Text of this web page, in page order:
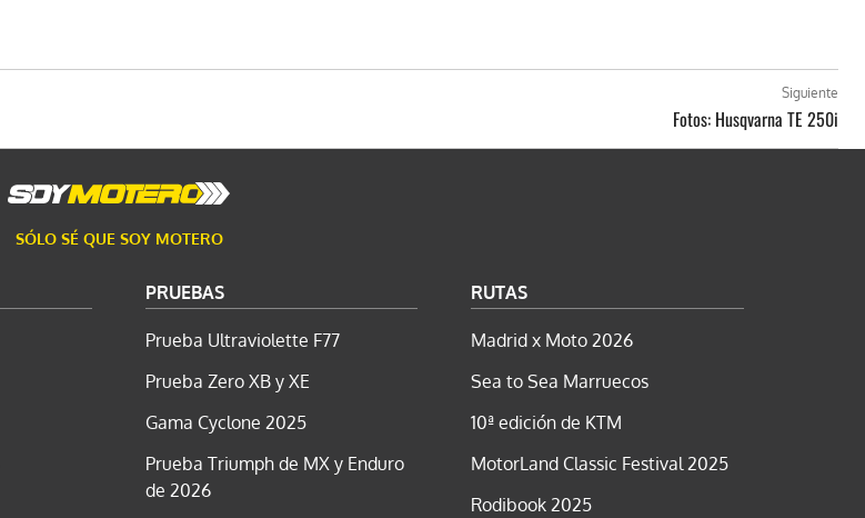
Siguiente
Fotos: Husqvarna TE 250i
SÓLO SÉ QUE SOY MOTERO
PRUEBAS
Prueba Ultraviolette F77
Prueba Zero XB y XE
Gama Cyclone 2025
Prueba Triumph de MX y Enduro
de 2026
RUTAS
Madrid x Moto 2026
Sea to Sea Marruecos
10ª edición de KTM
MotorLand Classic Festival 2025
Rodibook 2025